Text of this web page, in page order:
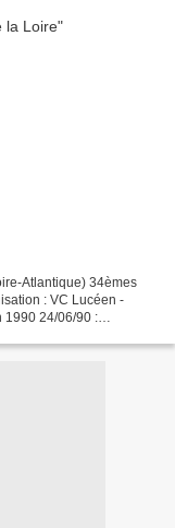
Atlantique) 34èmes
: VC Lucéen -
1990 24/06/90 :